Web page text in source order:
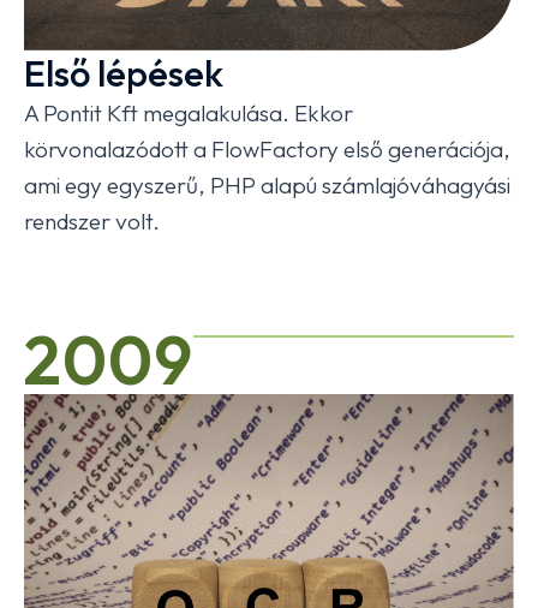
Első lépések
A Pontit Kft megalakulása. Ekkor
körvonalazódott a FlowFactory első generációja,
ami egy egyszerű, PHP alapú számlajóváhagyási
rendszer volt.
2009